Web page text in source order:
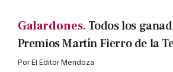
Galardones. Todos los
Premios Martín Fierro de la
PorEl Editor Mendoza